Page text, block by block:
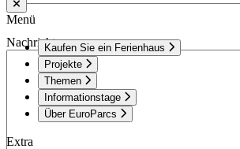
Menü
Kaufen Sie ein Ferienhaus
Projekte
Themen
Informationstage
Über EuroParcs
Extra
Nachricht